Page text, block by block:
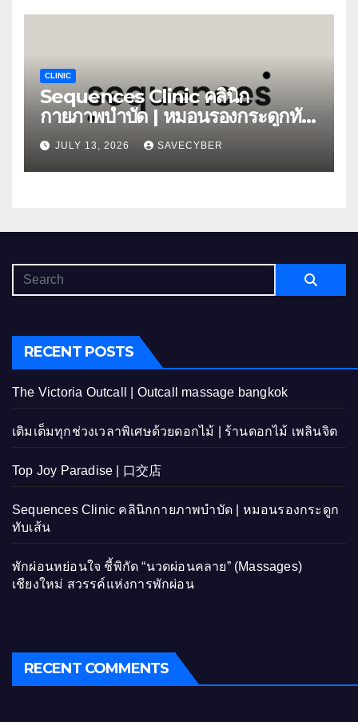
CLINIC
Sequences Clinic คลินิก
กายภาพบำบัด | หมอนรองกระดูกทับ
เส้นJULY 13, 2026 SAVECYBER
RECENT POSTS
The Victoria Outcall | Outcall massage bangkok
เติมเต็มทุกช่วงเวลาพิเศษด้วยดอกไม้ | ร้านดอกไม้ เพลินจิต
Top Joy Paradise | 口交店
Sequences Clinic คลินิกกายภาพบำบัด | หมอนรองกระดูก
ทับเส้น
พักผ่อนหย่อนใจ ชี้พิกัด “นวดผ่อนคลาย” (Massages)
เชียงใหม่ สวรรค์แห่งการพักผ่อน
RECENT COMMENTS